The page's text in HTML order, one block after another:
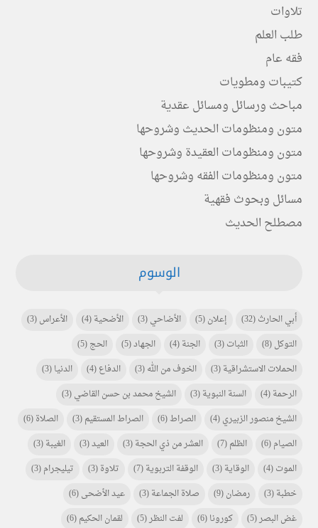
تلاوات
طلب العلم
فقه عام
كتيبات ومطويات
مباحث ورسائل ومسائل عقدية
متون ومنظومات الحديث وشروحها
متون ومنظومات العقيدة وشروحها
متون ومنظومات الفقه وشروحها
مسائل وبحوث فقهية
مصطلح الحديث
الوسوم
أبي الحارث(32) إعلان(5) الأضاحي(3) الأضحية(4) الأعراس(3)
التوكل(8) الثبات(3) الجنة(4) الجهاد(5) الحج(5)
الحملات الاستشراقية(3) الخوف من الله(3) الدفاع(4) الدنيا(3)
الرحمة(4) السنة النبوية(3) الشيخ محمد بن حسن القاضي(3)
الشيخ منصور الزبيري(4) الصراط(6) الصراط المستقيم(3) الصلاة(6)
الصيام(6) الظلم(7) العشر من ذي الحجة(3) العيد(3) الغيبة(3)
الموت(4) الوقاية(3) الوقفة التربوية(7) تلاوة(3) تيليجرام(3)
خطبة(3) رمضان(9) صلاة الجماعة(3) عيد الأضحى(6)
غض البصر(5) كورونا(6) لفت النظر(5) لقمان الحكيم(6)